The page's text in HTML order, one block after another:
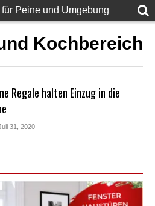
Peine und Umgebung
Kochbereich
Regale halten Einzug in die
31, 2020